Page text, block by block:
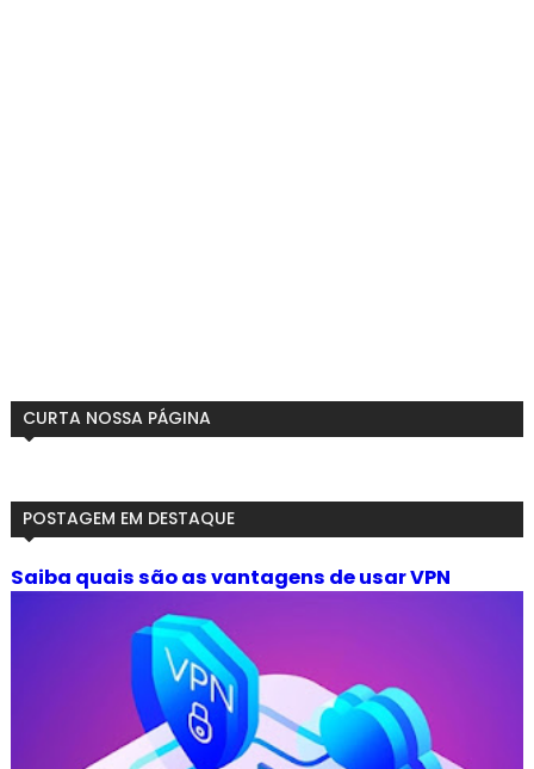
CURTA NOSSA PÁGINA
POSTAGEM EM DESTAQUE
Saiba quais são as vantagens de usar VPN